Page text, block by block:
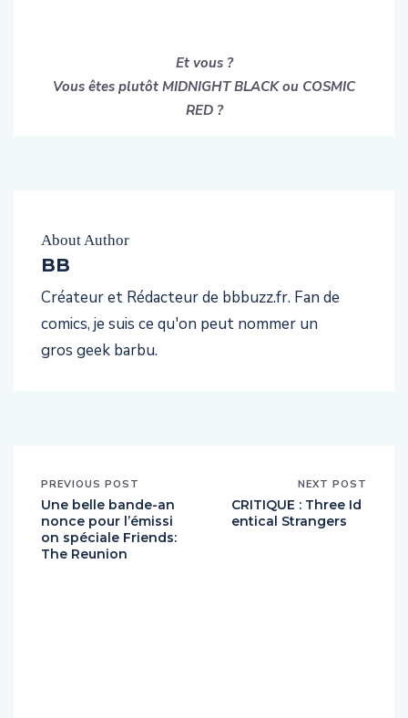
Et vous ?
Vous êtes plutôt MIDNIGHT BLACK ou COSMIC
RED ?
About Author
BB
Créateur et Rédacteur de bbbuzz.fr. Fan de
comics, je suis ce qu'on peut nommer un
gros geek barbu.
PREVIOUS POST
Une belle bande-an
nonce pour l’émissi
on spéciale Friends:
The Reunion
NEXT POST
CRITIQUE : Three Id
entical Strangers